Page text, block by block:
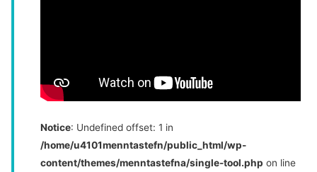
Notice: Undefined offset: 1 in
/home/u4101menntastefn/public_html/wp-
content/themes/menntastefna/single-tool.php on line